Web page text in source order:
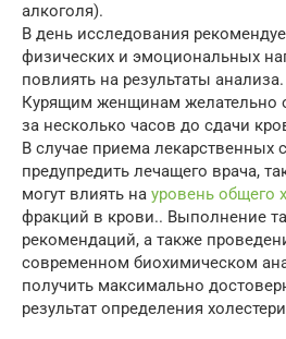
алкоголя).
В день исследования
физических и эмоциональных
повлиять на результаты анализа.
Курящим женщинам желательно
за несколько часов до сдачи
В случае приема лекарственных
предупредить лечащего врача,
могут влиять на уровень общего
фракций в крови.. Выполнение
рекомендаций, а также
современном биохимическом
получить максимально
результат определения